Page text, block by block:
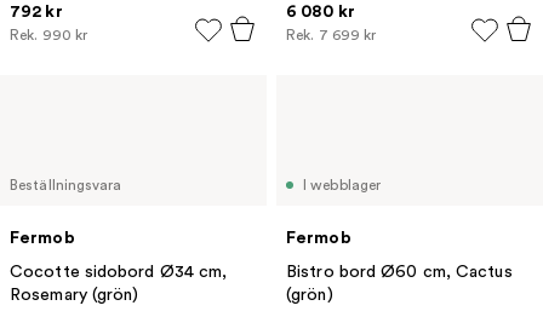
792 kr
Rek. 990 kr
6 080 kr
Rek. 7 699 kr
Beställningsvara
Fermob
Cocotte sidobord Ø34 cm,
Rosemary (grön)
I webblager
Fermob
Bistro bord Ø60 cm, Cactus
(grön)